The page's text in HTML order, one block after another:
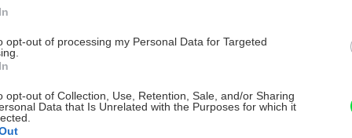
opt-out of processing my Personal Data for Targeted
opt-out of Collection, Use, Retention, Sale, and/or Sharing
Data that Is Unrelated with the Purposes for which it
Vnútorné žalúzie sú v 40-stupňových
horúčavách pasca: Prečo z okna robia radiátor